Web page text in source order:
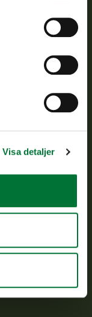
Visa detaljer